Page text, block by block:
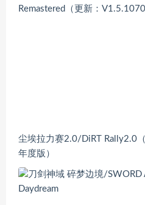
Remastered（更新：
尘埃拉力赛2.0/DiRT Rally2.0
年度版）